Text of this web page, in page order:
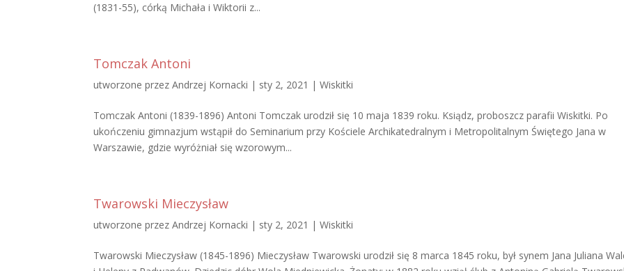
(1831-55), córką Michała i Wiktorii z...
Tomczak Antoni
utworzone przezAndrzej Kornacki | sty 2, 2021 |Wiskitki
Tomczak Antoni (1839-1896) Antoni Tomczak urodził się 10 maja 1839 roku. Ksiądz, proboszcz parafii Wiskitki. Po
ukończeniu gimnazjum wstąpił do Seminarium przy Kościele Archikatedralnym i Metropolitalnym Świętego Jana w
Warszawie, gdzie wyróżniał się wzorowym...
Twarowski Mieczysław
utworzone przezAndrzej Kornacki | sty 2, 2021 |Wiskitki
Twarowski Mieczysław (1845-1896) Mieczysław Twarowski urodził się 8 marca 1845 roku, był synem Jana Juliana